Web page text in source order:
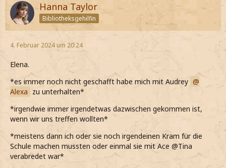
Hanna Taylor
Bibliotheksgehilfin
4. Februar 2024 um 20:24
Elena.
*es immer noch nicht geschafft habe mich mit Audrey
Alexa zu unterhalten*
*irgendwie immer irgendetwas dazwischen gekommen ist,
wenn wir uns treffen wollten*
*meistens dann ich oder sie noch irgendeinen Kram für die
Schule machen mussten oder einmal sie mit Ace @Tina
verabredet war*